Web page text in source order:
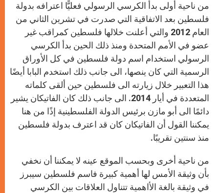
من ناحية أولى بدأ الكرسي الرسولي فعليًّا اعترافه بدولة
فلسطين بعد الاتفاقية التي صدرت في تشرين الثاني من
العام 2012 والتي أعلنت خلالها فلسطين كمراقب غير
عضو في الأمم المتحدة ومنذ ذلك الحين بدأ الكرسي
الرسولي استخدام اسم دولة فلسطين في كل الأوراق
الرسمية التي كان ينصها، الى جانب ذلك استخدم البابا أيضًا
هذا التعبير خلال زيارته الى فلسطين حين ألقى كلماته
المتعددة في أيار 2014. الى جانب ذلك كان الفاتيكان يشير
دائمًا الى أبو مازن برئيس الدولة الفلسطينية إذًا من هنا
يمكننا القول أن الفاتيكان كان قد اعترف بدولة فلسطين
منذ سنتين تقريبًا.
من ناحية أخرى وبحسب الموقع عينه لا يمكننا أن نخفي
بأن وثيقة الأمس لها أهمية كبيرة فاسم فلسطين سيبرز
في وثيقة بالغة الأاهمية تتناول العلاقات بين الكرسي